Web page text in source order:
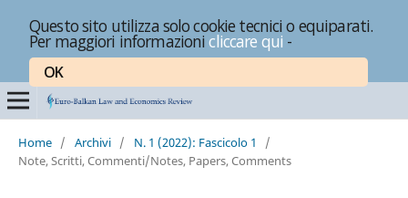
Questo sito utilizza solo cookie tecnici o equiparati.
Per maggiori informazionicliccare qui -
OK
Home / Archivi / N. 1 (2022): Fascicolo 1
/
Note, Scritti, Commenti/Notes, Papers, Comments